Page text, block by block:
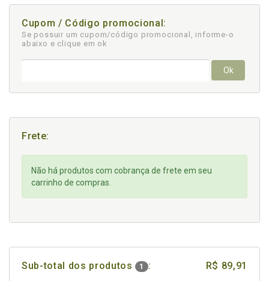
Cupom / Código promocional:
Se possuir um cupom/código promocional, informe-o
abaixo e clique em ok
Ok
Frete:
Não há produtos com cobrança de frete em seu
carrinho de compras.
Sub-total dos produtos 1 : R$ 89,91